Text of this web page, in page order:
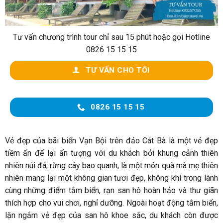
Tư vấn chương trình tour chỉ sau 15 phút hoặc gọi Hotline
0826 15 15 15
TƯ VẤN CHO TÔI
0826 15 15 15
Vẻ đẹp của bãi biển Vạn Bội trên đảo Cát Bà là một vẻ đẹp
tiềm ẩn để lại ấn tượng với du khách bởi khung cảnh thiên
nhiên núi đá, rừng cây bao quanh, là một món quà mà mẹ thiên
nhiên mang lại một không gian tươi đẹp, không khí trong lành
cùng những điểm tắm biển, rạn san hô hoàn hảo và thư giãn
thích hợp cho vui chơi, nghỉ dưỡng. Ngoài hoạt động tắm biển,
lặn ngắm vẻ đẹp của san hô khoe sắc, du khách còn được